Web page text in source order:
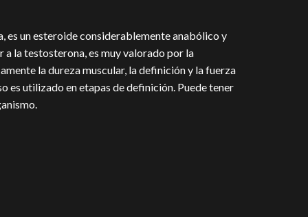
es un esteroide considerablemente anabólico y
a la testosterona, es muy valorado por la
la dureza muscular, la definición y la fuerza
es utilizado en etapas de definición. Puede tener